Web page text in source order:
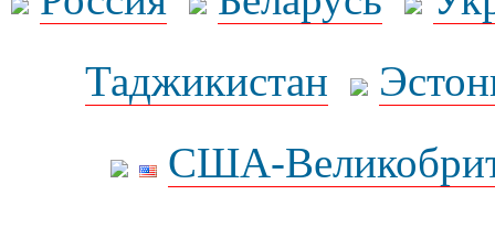
Таджикистан
США-